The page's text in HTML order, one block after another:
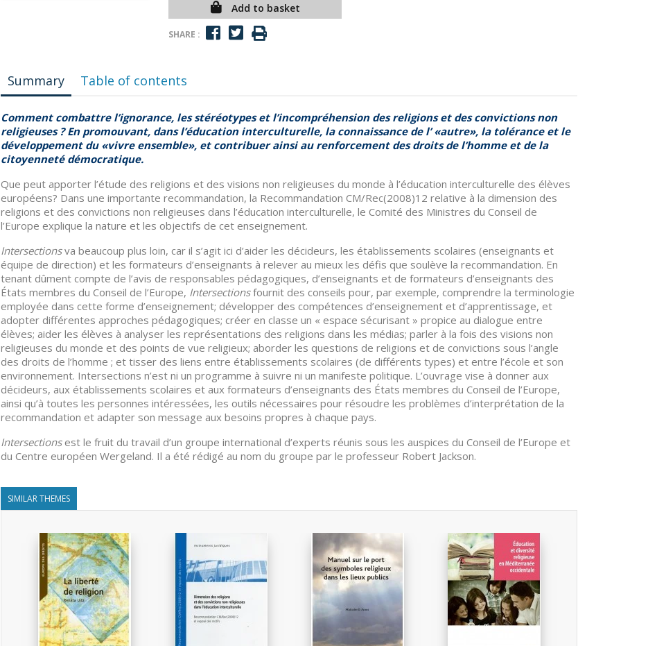
Add to basket
SHARE :
Summary Table of contents
Comment combattre l’ignorance, les stéréotypes et l’incompréhension des religions et des convictions non
religieuses ? En promouvant, dans l’éducation interculturelle, la connaissance de l’ «autre», la tolérance et le
développement du «vivre ensemble», et contribuer ainsi au renforcement des droits de l’homme et de la
citoyenneté démocratique.
Que peut apporter l’étude des religions et des visions non religieuses du monde à l’éducation interculturelle des élèves
européens? Dans une importante recommandation, la Recommandation CM/Rec(2008)12 relative à la dimension des
religions et des convictions non religieuses dans l’éducation interculturelle, le Comité des Ministres du Conseil de
l’Europe explique la nature et les objectifs de cet enseignement.
Intersectionsva beaucoup plus loin, car il s’agit ici d’aider les décideurs, les établissements scolaires (enseignants et
équipe de direction) et les formateurs d’enseignants à relever au mieux les défis que soulève la recommandation. En
tenant dûment compte de l’avis de responsables pédagogiques, d’enseignants et de formateurs d’enseignants des
États membres du Conseil de l’Europe, Intersectionsfournit des conseils pour, par exemple, comprendre la terminologie
employée dans cette forme d’enseignement; développer des compétences d’enseignement et d’apprentissage, et
adopter différentes approches pédagogiques; créer en classe un « espace sécurisant » propice au dialogue entre
élèves; aider les élèves à analyser les représentations des religions dans les médias; parler à la fois des visions non
religieuses du monde et des points de vue religieux; aborder les questions de religions et de convictions sous l’angle
des droits de l’homme ; et tisser des liens entre établissements scolaires (de différents types) et entre l’école et son
environnement. Intersections n’est ni un programme à suivre ni un manifeste politique. L’ouvrage vise à donner aux
décideurs, aux établissements scolaires et aux formateurs d’enseignants des États membres du Conseil de l’Europe,
ainsi qu’à toutes les personnes intéressées, les outils nécessaires pour résoudre les problèmes d’interprétation de la
recommandation et adapter son message aux besoins propres à chaque pays.
Intersectionsest le fruit du travail d’un groupe international d’experts réunis sous les auspices du Conseil de l’Europe et
du Centre européen Wergeland. Il a été rédigé au nom du groupe par le professeur Robert Jackson.
SIMILAR THEMES